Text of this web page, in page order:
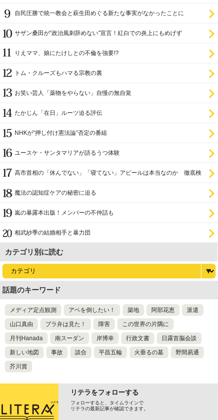
自民圧勝で統一教会と萩生田めぐる新たな事実がなかったことに
サザン桑田が“政治風刺辞めない”宣言！紅白での炎上にもめげず
りえママ、娘にたけしとの不倫を強要!?
トム・クルーズもハマる宗教の裏
お笑い芸人「薬物をやらない」自慢の無自覚
たかじん「在日」ルーツ迫る評伝
NHKが“押し付け憲法論”否定の番組
ユースケ・サンタマリアが語るうつ体験
高市首相の「休んでない」「寝てない」アピールは本当なのか 徹底検
魔法の認知症ケアの秘密に迫る
嵐の暴露本出版！メンバーの不仲話も
相武紗季の結婚相手と暴力団
カテゴリ別に読む
話題のキーワード
メディア定点観測 アベを倒したい！ 築地 阿部花恵 派遣
山口真由 ブラ弁は見た！ 障害 この世界の片隅に
月刊Hanada 南スーダン 岸博幸 行政文書 日露首脳会談
新しい地図 事故 談合 平昌五輪 火垂るの墓 野間易通
芥川賞
リテラをフォローする
フォローすると、タイムラインで
リテラの最新記事が確認できます。